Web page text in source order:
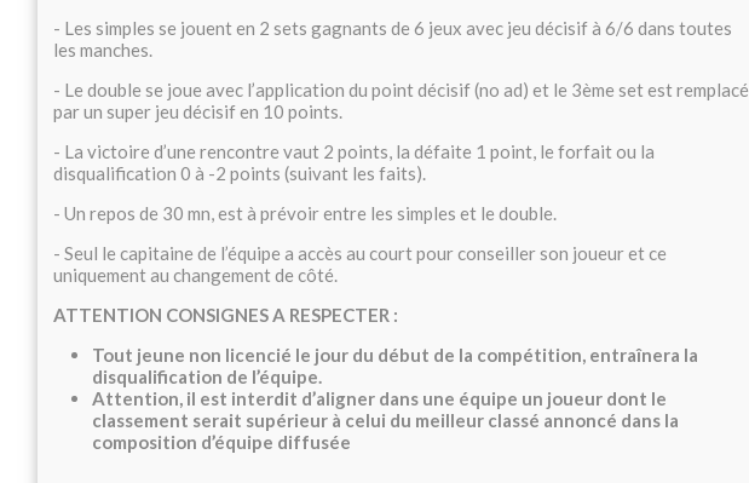
- Les simples se jouent en 2 sets gagnants de 6 jeux avec jeu décisif à 6/6 dans toutes
les manches.
- Le double se joue avec l’application du point décisif (no ad) et le 3ème set est remplacé
par un super jeu décisif en 10 points.
- La victoire d’une rencontre vaut 2 points, la défaite 1 point, le forfait ou la
disqualification 0 à -2 points (suivant les faits).
- Un repos de 30 mn, est à prévoir entre les simples et le double.
- Seul le capitaine de l’équipe a accès au court pour conseiller son joueur et ce
uniquement au changement de côté.
ATTENTION CONSIGNES A RESPECTER :
Tout jeune non licencié le jour du début de la compétition, entraînera la
disqualification de l’équipe.
Attention, il est interdit d’aligner dans une équipe un joueur dont le
classement serait supérieur à celui du meilleur classé annoncé dans la
composition d’équipe diffusée